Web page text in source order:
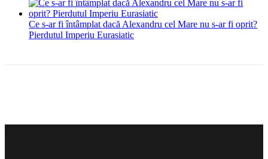
Ce s-ar fi întâmplat dacă Alexandru cel Mare nu s-ar fi oprit?
Pierdutul Imperiu Eurasiatic